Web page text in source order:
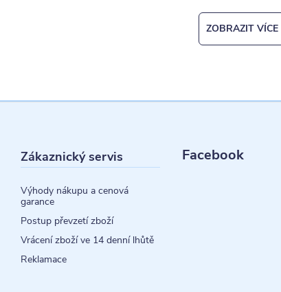
ZOBRAZIT VÍCE
Zákaznický servis
Výhody nákupu a cenová
garance
Postup převzetí zboží
Vrácení zboží ve 14 denní lhůtě
Reklamace
Facebook